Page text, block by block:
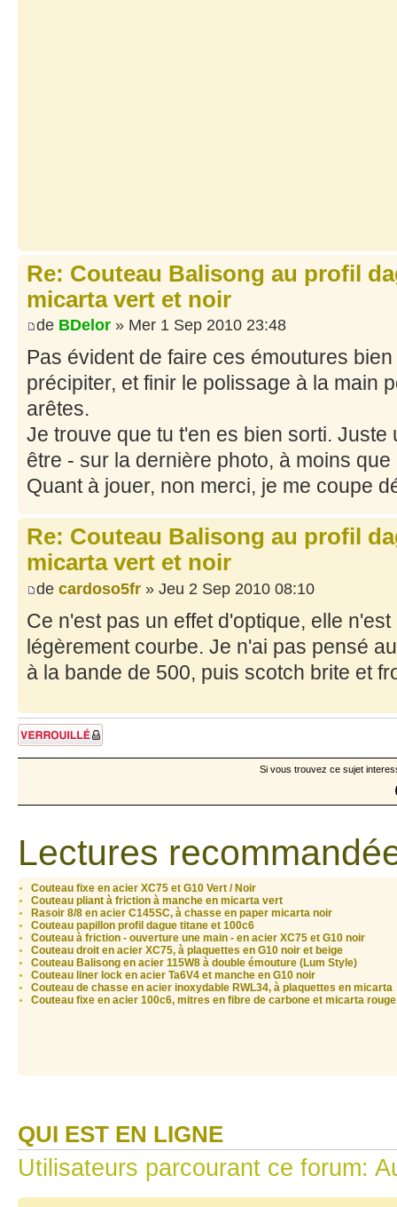
Re: Couteau Balisong au profil
micarta vert et noir
de BDelor » Mer 1 Sep 2010 23:48
Pas évident de faire ces émoutures
précipiter, et finir le polissage à la main
arêtes.
Je trouve que tu t'en es bien sorti.
être - sur la dernière photo, à moins
Quant à jouer, non merci, je me coupe
Re: Couteau Balisong au profil
micarta vert et noir
de cardoso5fr » Jeu 2 Sep 2010 08:10
Ce n'est pas un effet d'optique, elle
légèrement courbe. Je n'ai pas pensé
à la bande de 500, puis scotch brite et
Sujet verrouillé
Si vous trouvez ce sujet
Lectures
Couteau fixe en acier XC75 et G10 Vert / Noir
Couteau pliant à friction à manche en micarta vert
Rasoir 8/8 en acier C145SC, à chasse en paper micarta noir
Couteau papillon profil dague titane et 100c6
Couteau à friction - ouverture une main - en acier XC75 et G10 noir
Couteau droit en acier XC75, à plaquettes en G10 noir et beige
Couteau Balisong en acier 115W8 à double émouture (Lum Style)
Couteau liner lock en acier Ta6V4 et manche en G10 noir
Couteau de chasse en acier inoxydable RWL34, à plaquettes en micarta
Couteau fixe en acier 100c6, mitres en fibre de carbone et micarta rouge
QUI EST EN LIGNE
Utilisateurs parcourant ce forum: